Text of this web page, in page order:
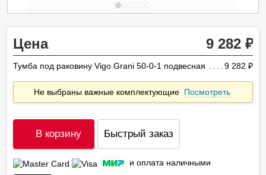
Цена 9 282
Тумба под раковину Vigo Grani 50-0-1 подвесная 9 282
Не выбраны важные комплектующие Посмотреть
В корзину Быстрый заказ
и оплата наличными